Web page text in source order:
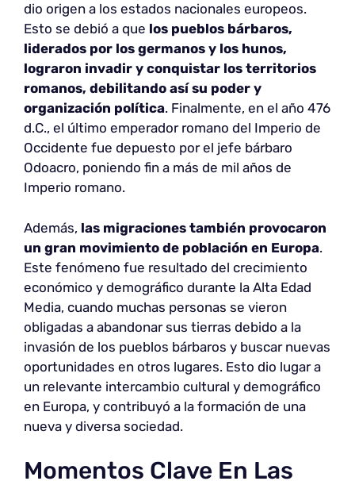
dio origen a los estados nacionales europeos.
Esto se debió a que los pueblos bárbaros,
liderados por los germanos y los hunos,
lograron invadir y conquistar los territorios
romanos, debilitando así su poder y
organización política. Finalmente, en el año 476
d.C., el último emperador romano del Imperio de
Occidente fue depuesto por el jefe bárbaro
Odoacro, poniendo fin a más de mil años de
Imperio romano.
Además, las migraciones también provocaron
un gran movimiento de población en Europa.
Este fenómeno fue resultado del crecimiento
económico y demográfico durante la Alta Edad
Media, cuando muchas personas se vieron
obligadas a abandonar sus tierras debido a la
invasión de los pueblos bárbaros y buscar nuevas
oportunidades en otros lugares. Esto dio lugar a
un relevante intercambio cultural y demográfico
en Europa, y contribuyó a la formación de una
nueva y diversa sociedad.
Momentos Clave En Las